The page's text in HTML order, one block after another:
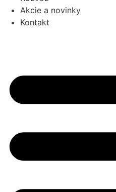
Akcie a novinky
Kontakt